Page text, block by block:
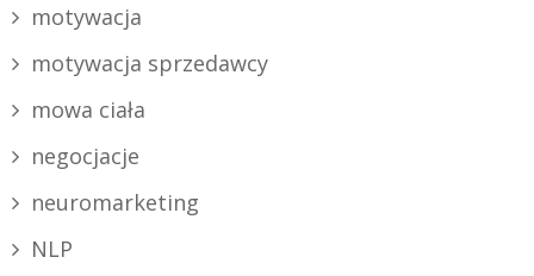
motywacja
motywacja sprzedawcy
mowa ciała
negocjacje
neuromarketing
NLP